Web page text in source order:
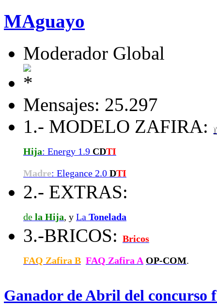
MAguayo
Moderador Global
Mensajes: 25.297
1.- MODELO ZAFIRA:
Hija: Energy 1.9 CDTI
Madre: Elegance 2.0 DTI
2.- EXTRAS:
de la Hija, y La Tonelada
3.-BRICOS: Bricos
FAQ Zafira B FAQ Zafira A OP-COM.
Ganador de Abril del concurso